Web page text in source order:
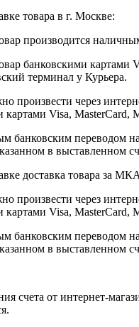
товара в г. Москве:
производится
банковскими
терминал у Курьера.
произвести через
картами Visa, MasterСard,
банковским переводом
в выставленном
доставка товара за
произвести через
картами Visa, MasterСard,
банковским переводом
в выставленном
счета от интернет-